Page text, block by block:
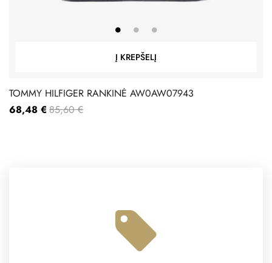
Į KREPŠELĮ
TOMMY HILFIGER RANKINĖ AW0AW07943
68,48 € 85,60 €